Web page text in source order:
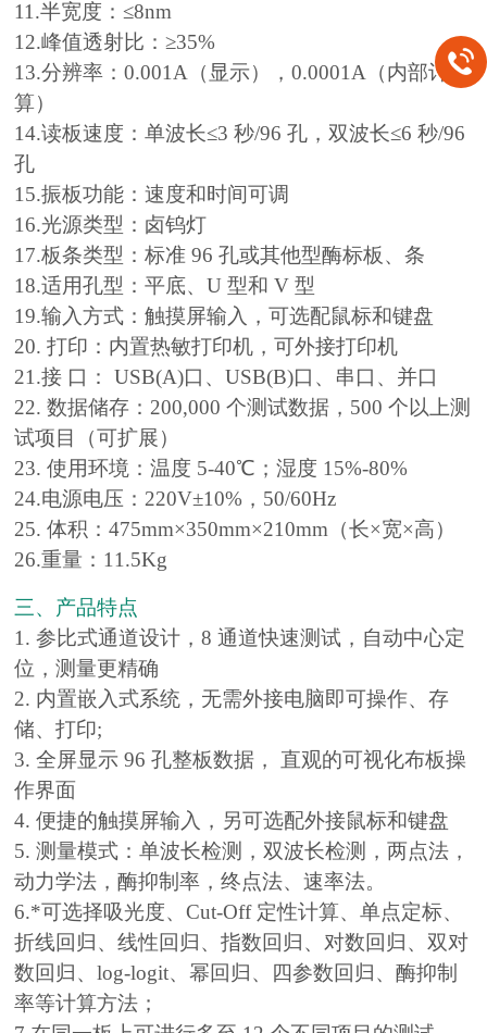
11.半宽度：≤8nm
12.峰值透射比：≥35%
13.分辨率：0.001A（显示），0.0001A（内部计
算）
14.读板速度：单波长≤3 秒/96 孔，双波长≤6 秒/96
孔
15.振板功能：速度和时间可调
16.光源类型：卤钨灯
17.板条类型：标准 96 孔或其他型酶标板、条
18.适用孔型：平底、U 型和 V 型
19.输入方式：触摸屏输入，可选配鼠标和键盘
20. 打印：内置热敏打印机，可外接打印机
21.接 口： USB(A)口、USB(B)口、串口、并口
22. 数据储存：200,000 个测试数据，500 个以上测
试项目（可扩展）
23. 使用环境：温度 5-40℃；湿度 15%-80%
24.电源电压：220V±10%，50/60Hz
25. 体积：475mm×350mm×210mm（长×宽×高）
26.重量：11.5Kg
三、产品特点
1. 参比式通道设计，8 通道快速测试，自动中心定
位，测量更精确
2. 内置嵌入式系统，无需外接电脑即可操作、存
储、打印;
3. 全屏显示 96 孔整板数据， 直观的可视化布板操
作界面
4. 便捷的触摸屏输入，另可选配外接鼠标和键盘
5. 测量模式：单波长检测，双波长检测，两点法，
动力学法，酶抑制率，终点法、速率法。
6.*可选择吸光度、Cut-Off 定性计算、单点定标、
折线回归、线性回归、指数回归、对数回归、双对
数回归、log-logit、幂回归、四参数回归、酶抑制
率等计算方法；